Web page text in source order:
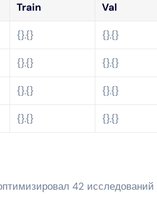
Train Val
{}.{} {}.{}
{}.{} {}.{}
{}.{} {}.{}
{}.{} {}.{}
42 исследований